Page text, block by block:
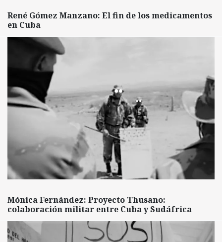
René Gómez Manzano: El fin de los medicamentos
en Cuba
Mónica Fernández: Proyecto Thusano:
colaboración militar entre Cuba y Sudáfrica